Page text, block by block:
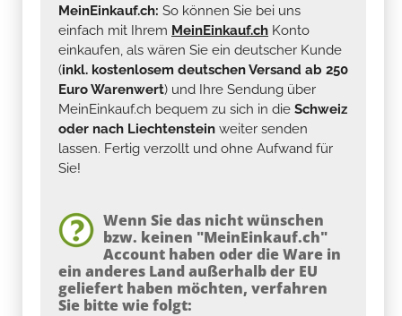
MeinEinkauf.ch: So können Sie bei uns
einfach mit Ihrem MeinEinkauf.ch Konto
einkaufen, als wären Sie ein deutscher Kunde
(inkl. kostenlosem deutschen Versand ab 250
Euro Warenwert) und Ihre Sendung über
MeinEinkauf.ch bequem zu sich in die Schweiz
oder nach Liechtenstein weiter senden
lassen. Fertig verzollt und ohne Aufwand für
Sie!
Wenn Sie das nicht wünschen
bzw. keinen "MeinEinkauf.ch"
Account haben oder die Ware in
ein anderes Land außerhalb der EU
geliefert haben möchten, verfahren
Sie bitte wie folgt: